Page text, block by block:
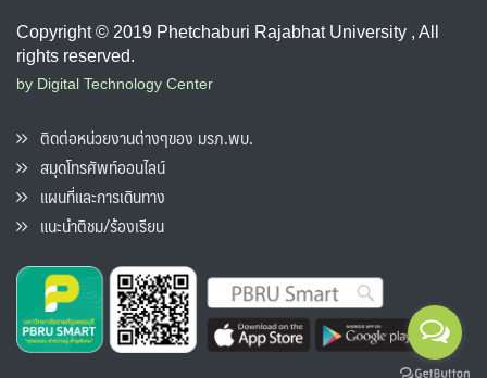
Copyright © 2019 Phetchaburi Rajabhat University , All
rights reserved.
by Digital Technology Center
ติดต่อหน่วยงานต่างๆของ มรภ.พบ.
สมุดโทรศัพท์ออนไลน์
แผนที่และการเดินทาง
แนะนำติชม/ร้องเรียน